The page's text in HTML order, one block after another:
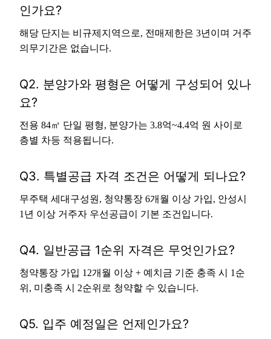
인가요?
해당 단지는 비규제지역으로, 전매제한은 3년이며 거주
의무기간은 없습니다.
Q2. 분양가와 평형은 어떻게 구성되어 있나
요?
전용 84㎡ 단일 평형, 분양가는 3.8억~4.4억 원 사이로
층별 차등 적용됩니다.
Q3. 특별공급 자격 조건은 어떻게 되나요?
무주택 세대구성원, 청약통장 6개월 이상 가입, 안성시
1년 이상 거주자 우선공급이 기본 조건입니다.
Q4. 일반공급 1순위 자격은 무엇인가요?
청약통장 가입 12개월 이상 + 예치금 기준 충족 시 1순
위, 미충족 시 2순위로 청약할 수 있습니다.
Q5. 입주 예정일은 언제인가요?